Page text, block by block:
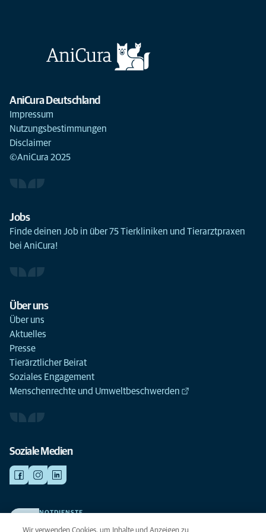
AniCura Deutschland
Impressum
Nutzungsbestimmungen
Disclaimer
©AniCura 2025
Jobs
Finde deinen Job in über 75 Tierkliniken und Tierarztpraxen
bei AniCura!
Über uns
Über uns
Aktuelles
Presse
Tierärztlicher Beirat
Soziales Engagement
Menschenrechte und Umweltbeschwerden
Soziale Medien
NOTDIENSTE